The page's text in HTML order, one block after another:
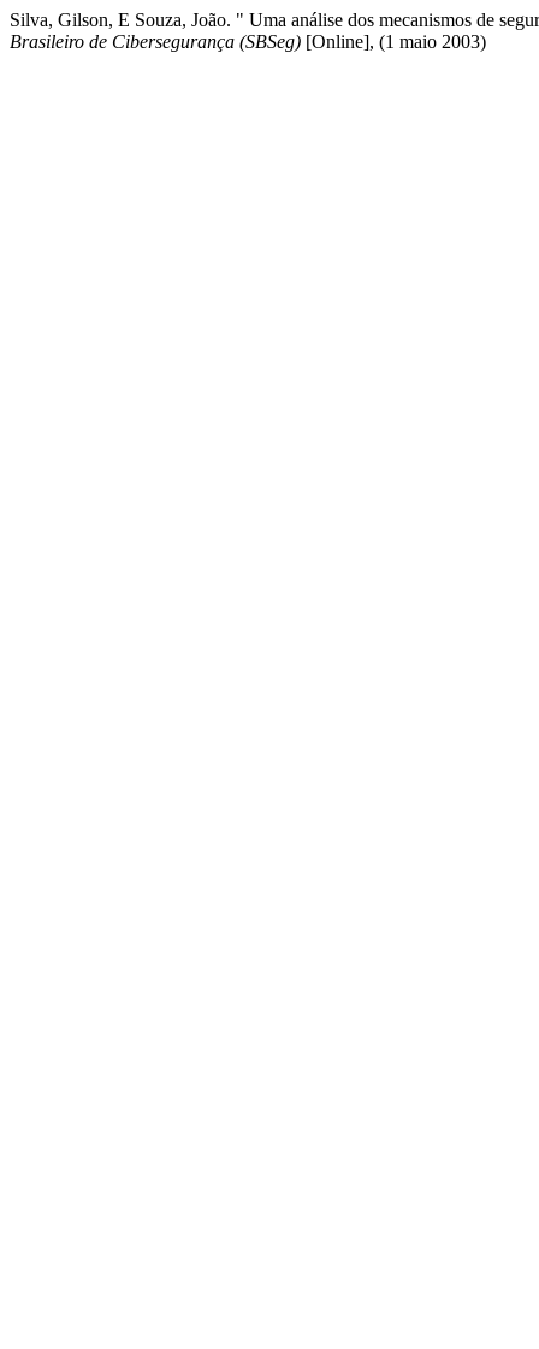
Silva, Gilson, E Souza, João. " Uma análise dos mecanismos de
Brasileiro de Cibersegurança (SBSeg) [Online], (1 maio 2003)